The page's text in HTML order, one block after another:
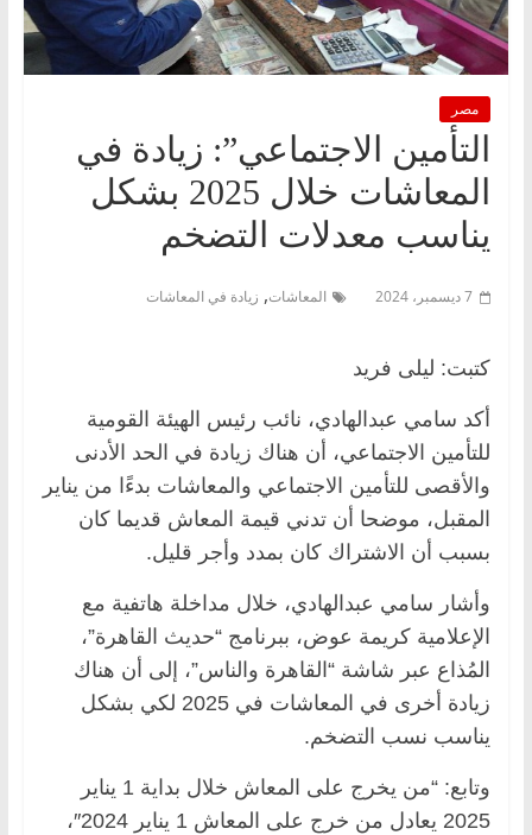
مصر
التأمين الاجتماعي”: زيادة في
المعاشات خلال 2025 بشكل
يناسب معدلات التضخم
7 ديسمبر، 2024 المعاشات, زيادة في المعاشات
كتبت: ليلى فريد
أكد سامي عبدالهادي، نائب رئيس الهيئة القومية
للتأمين الاجتماعي، أن هناك زيادة في الحد الأدنى
والأقصى للتأمين الاجتماعي والمعاشات بدءًا من يناير
المقبل، موضحا أن تدني قيمة المعاش قديما كان
بسبب أن الاشتراك كان بمدد وأجر قليل.
وأشار سامي عبدالهادي، خلال مداخلة هاتفية مع
الإعلامية كريمة عوض، ببرنامج “حديث القاهرة”،
المُذاع عبر شاشة “القاهرة والناس”، إلى أن هناك
زيادة أخرى في المعاشات في 2025 لكي بشكل
يناسب نسب التضخم.
وتابع: “من يخرج على المعاش خلال بداية 1 يناير
2025 يعادل من خرج على المعاش 1 يناير 2024″،